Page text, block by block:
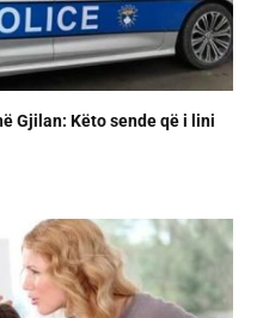
Gjilan: Këto sende që i lini